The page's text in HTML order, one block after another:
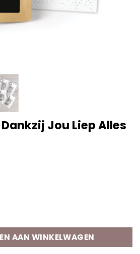
Jou Liep Alles
Jou Liep Alles Gesmeerd! aantal
AAN WINKELWAGEN